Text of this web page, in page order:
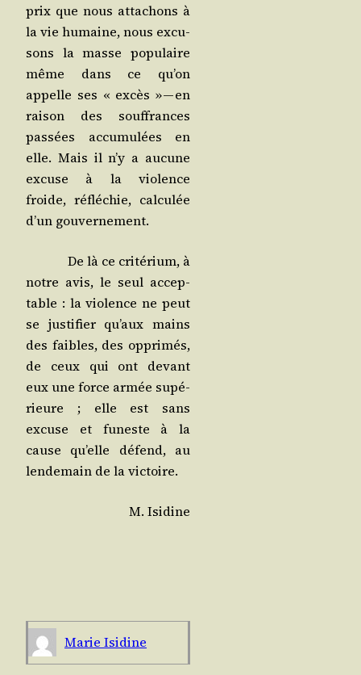
prix que nous atta­chons à
la vie humaine, nous excu­
sons la masse popu­laire
même dans ce qu’on
appelle ses « excès » — en
rai­son des souf­frances
pas­sées accu­mu­lées en
elle. Mais il n’y a aucune
excuse à la vio­lence
froide, réflé­chie, cal­cu­lée
d’un gouvernement.
De là ce cri­té­rium, à
notre avis, le seul accep­
table : la vio­lence ne peut
se jus­ti­fier qu’aux mains
des faibles, des oppri­més,
de ceux qui ont devant
eux une force armée supé­
rieure ; elle est sans
excuse et funeste à la
cause qu’elle défend, au
len­de­main de la victoire.
M. Isi­dine
Marie Isi­dine